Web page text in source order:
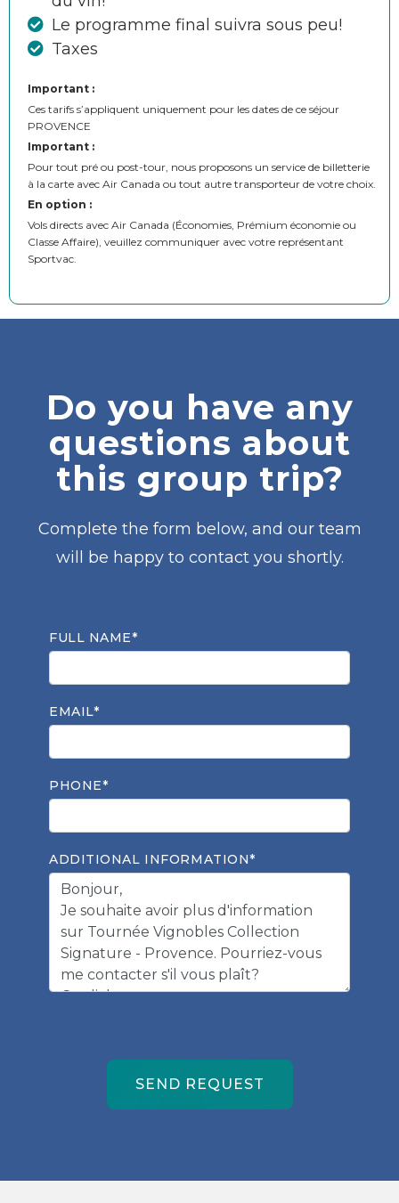
Le programme final suivra sous peu!
Taxes
Important :
Ces tarifs s’appliquent uniquement pour les dates de ce séjour
PROVENCE
Important :
Pour tout pré ou post-tour, nous proposons un service de billetterie
à la carte avec Air Canada ou tout autre transporteur de votre choix.
En option :
Vols directs avec Air Canada (Économies, Prémium économie ou
Classe Affaire), veuillez communiquer avec votre représentant
Sportvac.
Do you have any
questions about
this group trip?
Complete the form below, and our team
will be happy to contact you shortly.
FULL NAME*
EMAIL*
PHONE*
ADDITIONAL INFORMATION*
SEND REQUEST